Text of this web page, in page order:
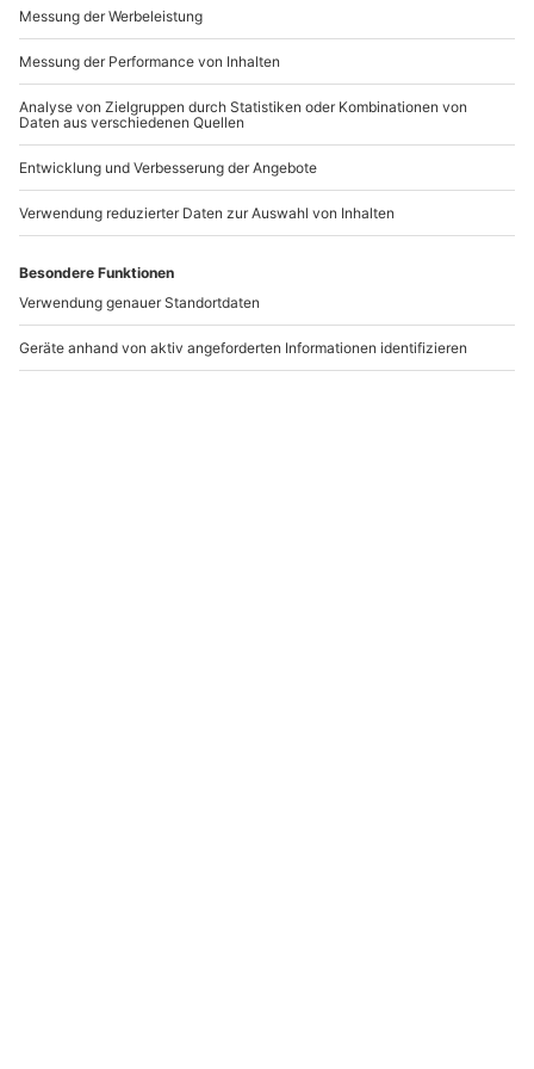
Da mit absoluten Wettbewerbsmaschinen
gefahren wird, muss man lernen diese Fahrzeuge
zu beherrschen. Deshalb ist extra Coaching für
CHF 50,- für Anfänger sowie Erstteilnehmer bei der
-15% CLUB DEAL
Endurotraining
Stadtoldendorf (2
Stadtoldendorf
1 Person
Enduro Fahrtraining für
Hof
1 Person